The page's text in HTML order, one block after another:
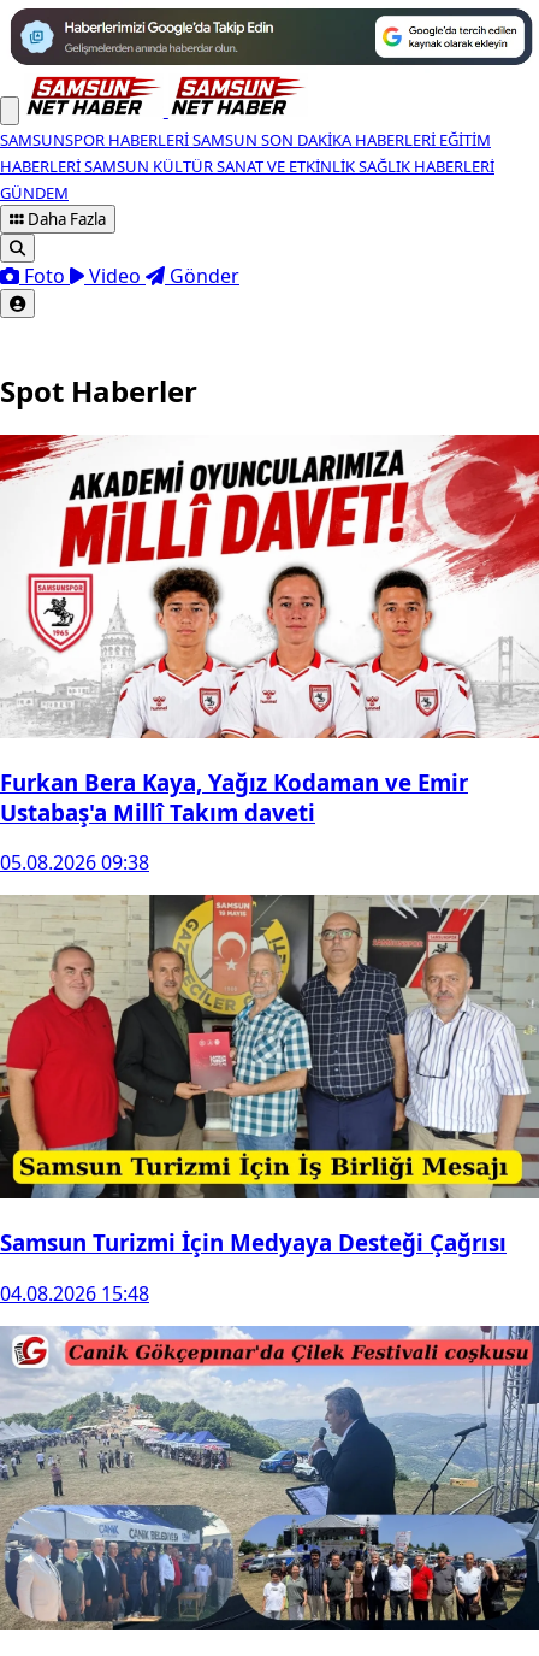
SAMSUNSPOR HABERLERISAMSUN SON DAKIKA HABERLERI EĞITIM
HABERLERISAMSUN KÜLTÜR SANAT VE ETKINLIKSAĞLIK HABERLERI
GÜNDEM
Daha Fazla
Foto Video Gönder
Spot Haberler
Furkan Bera Kaya, Yağız Kodaman ve Emir
Ustabaş'a Millî Takım daveti
05.08.2026 09:38
Samsun Turizmi İçin Medyaya Desteği Çağrısı
04.08.2026 15:48